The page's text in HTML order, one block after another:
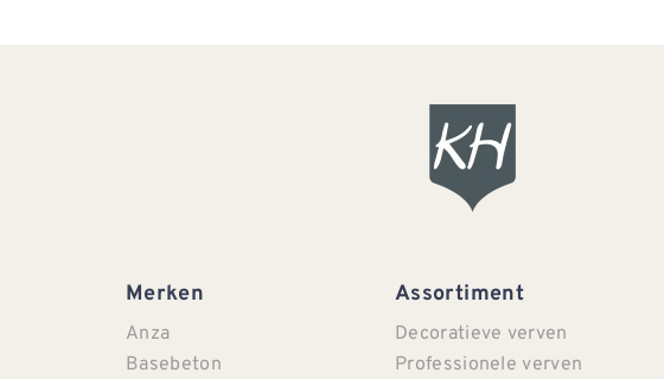
Merken
Anza
Basebeton
Assortiment
Decoratieve verven
Professionele verven